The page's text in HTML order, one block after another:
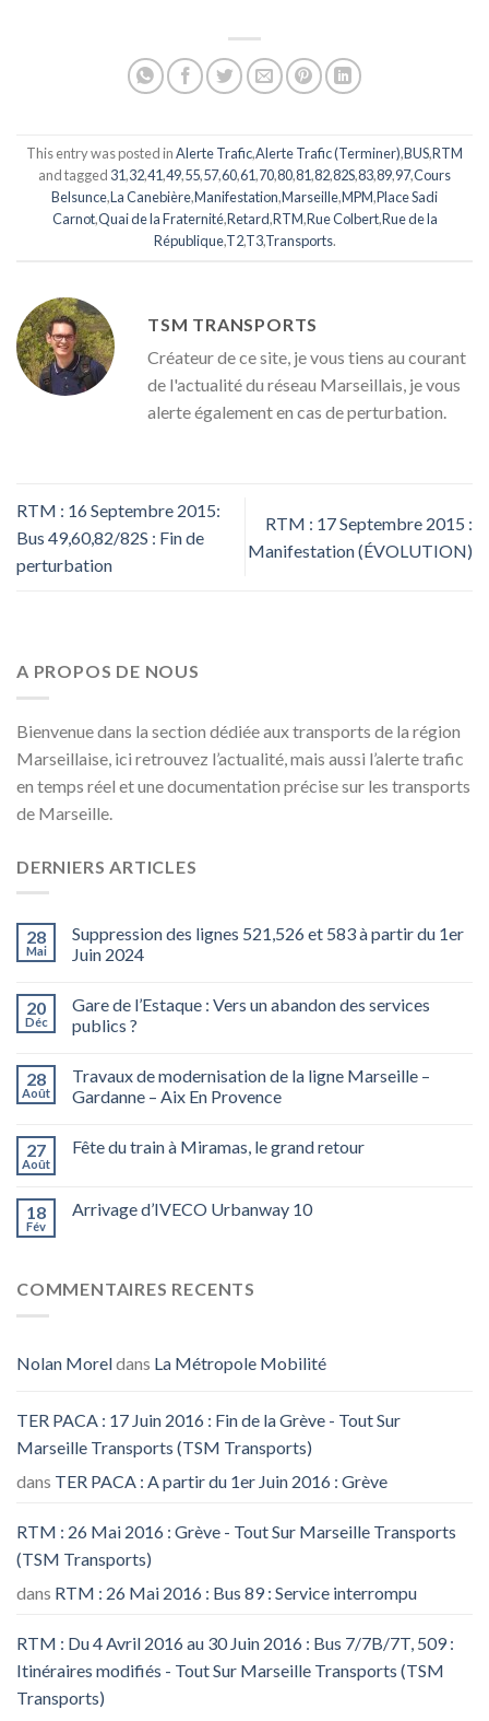
This entry was posted inAlerte Trafic,Alerte Trafic (Terminer),BUS,RTM
and tagged 31,32,41,49,55,57,60,61,70,80,81,82,82S,83,89,97,Cours
Belsunce,La Canebière,Manifestation,Marseille,MPM,Place Sadi
Carnot,Quai de la Fraternité,Retard,RTM,Rue Colbert,Rue de la
République,T2,T3,Transports.
TSM TRANSPORTS
Créateur de ce site, je vous tiens au courant
de l'actualité du réseau Marseillais, je vous
alerte également en cas de perturbation.
RTM : 16 Septembre 2015:
Bus 49,60,82/82S : Fin de
perturbation
RTM : 17 Septembre 2015 :
Manifestation (ÉVOLUTION)
A PROPOS DE NOUS
Bienvenue dans la section dédiée aux transports de la région
Marseillaise, ici retrouvez l’actualité, mais aussi l’alerte trafic
en temps réel et une documentation précise sur les transports
de Marseille.
DERNIERS ARTICLES
28
Mai
Suppression des lignes 521,526 et 583 à partir du 1er
Juin 2024
20
Déc
Gare de l’Estaque : Vers un abandon des services
publics ?
28
Août
Travaux de modernisation de la ligne Marseille –
Gardanne – Aix En Provence
27
Août
Fête du train à Miramas, le grand retour
18
Fév
Arrivage d’IVECO Urbanway 10
COMMENTAIRES RECENTS
Nolan Moreldans La Métropole Mobilité
TER PACA : 17 Juin 2016 : Fin de la Grève - Tout Sur
Marseille Transports (TSM Transports)
dans TER PACA : A partir du 1er Juin 2016 : Grève
RTM : 26 Mai 2016 : Grève - Tout Sur Marseille Transports
(TSM Transports)
dans RTM : 26 Mai 2016 : Bus 89 : Service interrompu
RTM : Du 4 Avril 2016 au 30 Juin 2016 : Bus 7/7B/7T, 509 :
Itinéraires modifiés - Tout Sur Marseille Transports (TSM
Transports)